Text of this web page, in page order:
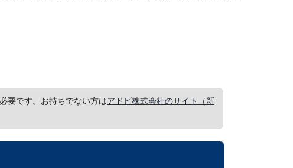
要です。お持ちでない方はアドビ株式会社のサイト（新